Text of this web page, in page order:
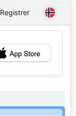
Registrer